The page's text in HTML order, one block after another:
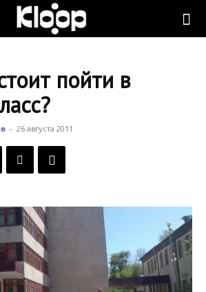
пойти в
- 26 августа 2011